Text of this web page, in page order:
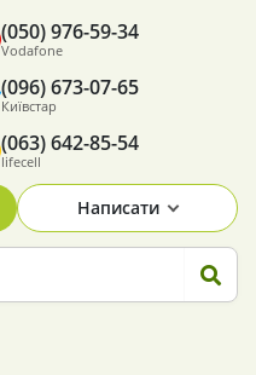
Vodafone
(050) 976-59-34
Київстар
(096) 673-07-65
lifecell
(063) 642-85-54
Написати